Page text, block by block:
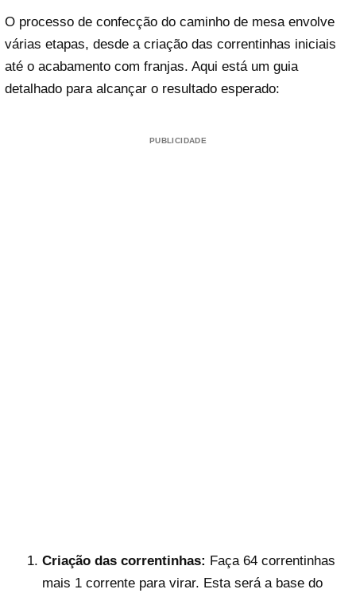
O processo de confecção do caminho de mesa envolve
várias etapas, desde a criação das correntinhas iniciais
até o acabamento com franjas. Aqui está um guia
detalhado para alcançar o resultado esperado:
PUBLICIDADE
Criação das correntinhas: Faça 64 correntinhas
mais 1 corrente para virar. Esta será a base do